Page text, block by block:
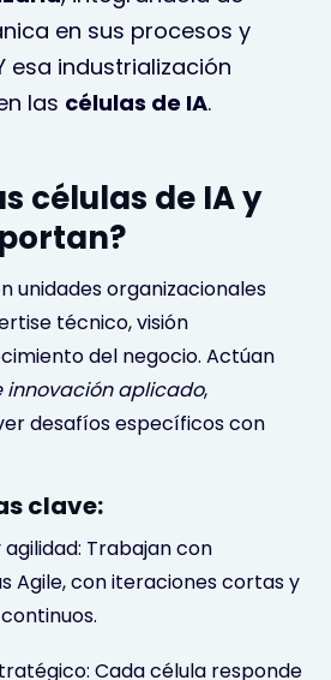
en sus procesos y
esa industrialización
las células de IA.
células de IA y
unidades organizacionales
técnico, visión
del negocio. Actúan
innovación aplicado,
desafíos específicos con
clave:
Trabajan con
Agile, con iteraciones cortas y
Cada célula responde